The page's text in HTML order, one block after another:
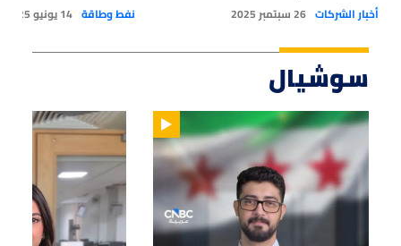
أخبار الشركات 26 سبتمبر 2025 نفط وطاقة 14 يونيو 2025
سوشيال